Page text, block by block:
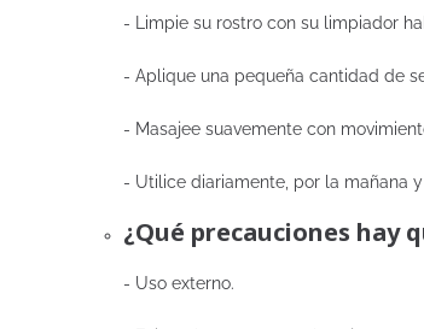
- Limpie su rostro con su limpiador
- Aplique una pequeña cantidad de
- Masajee suavemente con
- Utilice diariamente, por la mañana
¿Qué precauciones hay
- Uso externo.